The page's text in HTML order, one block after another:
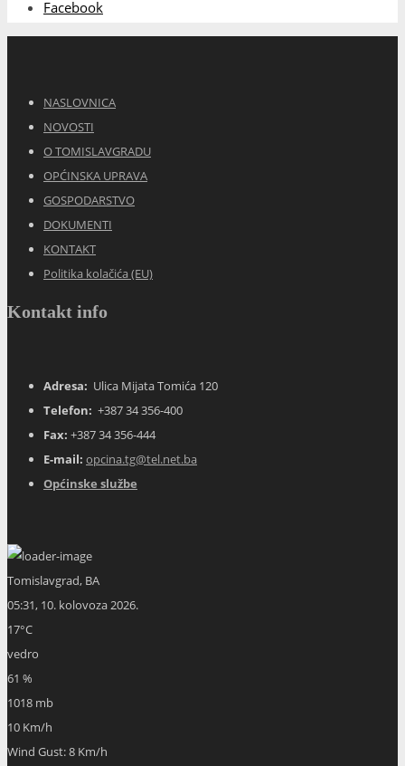
Facebook
NASLOVNICA
NOVOSTI
O TOMISLAVGRADU
OPĆINSKA UPRAVA
GOSPODARSTVO
DOKUMENTI
KONTAKT
Politika kolačića (EU)
Kontakt info
Adresa: Ulica Mijata Tomića 120
Telefon: +387 34 356-400
Fax: +387 34 356-444
E-mail: opcina.tg@tel.net.ba
Općinske službe
Tomislavgrad, BA
05:31, 10. kolovoza 2026.
17°C
vedro
61 %
1018 mb
10 Km/h
Wind Gust:8 Km/h